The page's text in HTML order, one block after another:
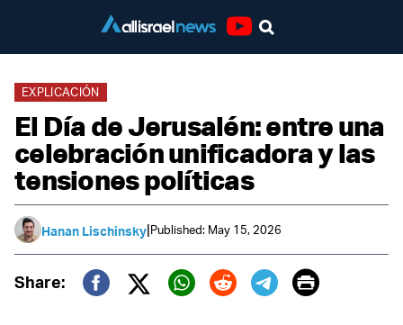
EXPLICACIÓN
El Día de Jerusalén: entre una
celebración unificadora y las
tensiones políticas
Hanan Lischinsky|Published: May 15, 2026
Share:
Twitter (X)
Print